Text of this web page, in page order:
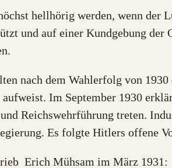
hellhörig werden, wenn
und auf einer Kundgebung
nach dem Wahlerfolg von
aufweist. Im September 1930
Reichswehrführung treten.
Es folgte Hitlers offene
Erich Mühsam im März 1931: